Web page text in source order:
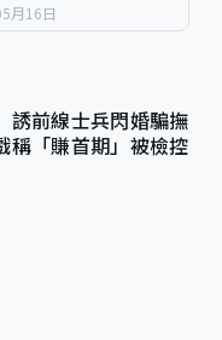
月16日
誘前線士兵閃婚騙撫
「賺首期」被檢控